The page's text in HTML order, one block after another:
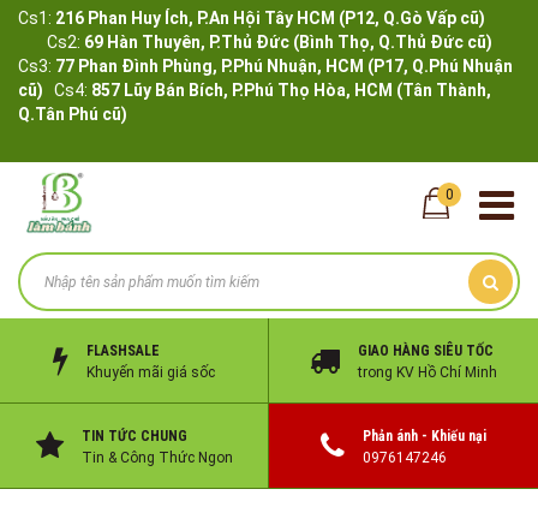
Cs1: 216 Phan Huy Ích, P.An Hội Tây HCM (P12, Q.Gò Vấp cũ)
Cs2: 69 Hàn Thuyên, P.Thủ Đức (Bình Thọ, Q.Thủ Đức cũ)
Cs3: 77 Phan Đình Phùng, P.Phú Nhuận, HCM (P17, Q.Phú Nhuận
cũ) Cs4: 857 Lũy Bán Bích, P.Phú Thọ Hòa, HCM (Tân Thành,
Q.Tân Phú cũ)
0
FLASHSALE
Khuyến mãi giá sốc
GIAO HÀNG SIÊU TỐC
trong KV Hồ Chí Minh
TIN TỨC CHUNG
Tin & Công Thức Ngon
Phản ánh - Khiếu nại
0976147246